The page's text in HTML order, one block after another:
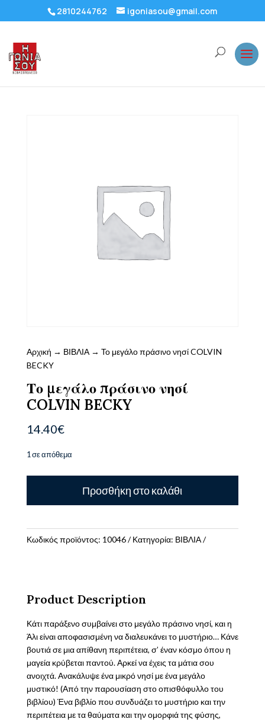
2810244762 igoniasou@gmail.com
Αρχική → ΒΙΒΛΙΑ→ Το μεγάλο πράσινο νησί COLVIN
BECKY
Το μεγάλο πράσινο νησί
COLVIN BECKY
14.40€
1 σε απόθεμα
COLVIN
Προσθήκη στο καλάθι
Κωδικός προϊόντος: 10046 Κατηγορία: ΒΙΒΛΙΑ
Product Description
Κάτι παράξενο συμβαίνει στο μεγάλο πράσινο νησί, και η
Άλι είναι αποφασισμένη να διαλευκάνει το μυστήριο… Κάνε
βουτιά σε μια απίθανη περιπέτεια, σ’ έναν κόσμο όπου η
μαγεία κρύβεται παντού. Αρκεί να έχεις τα μάτια σου
ανοιχτά. Ανακάλυψε ένα μικρό νησί με ένα μεγάλο
μυστικό! (Από την παρουσίαση στο οπισθόφυλλο του
βιβλίου) Ένα βιβλίο που συνδυάζει το μυστήριο και την
περιπέτεια με τα θαύματα και την ομορφιά της φύσης,